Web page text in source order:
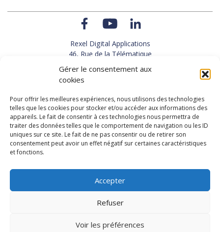
Gérer le consentement aux
cookies
Pour offrir les meilleures expériences, nous utilisons des technologies
telles que les cookies pour stocker et/ou accéder aux informations des
appareils. Le fait de consentir à ces technologies nous permettra de
traiter des données telles que le comportement de navigation ou les ID
uniques sur ce site. Le fait de ne pas consentir ou de retirer son
consentement peut avoir un effet négatif sur certaines caractéristiques
et fonctions.
Accepter
Refuser
Voir les préférences
Rexel Digital Applications
46, Rue de la Télématique
Le Polygone 42000 SAINT-ETIENNE
TEL : 33(0)4 77 92 28 60
FAX : 33(0)4 77 92 28 61
SUPPORT : 33(0)4 69 68 82 10
NOUS CONTACTER
Politique de protection des données personnelles